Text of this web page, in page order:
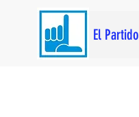
El Partido